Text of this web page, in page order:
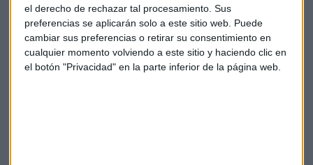
el derecho de rechazar tal procesamiento. Sus
preferencias se aplicarán solo a este sitio web. Puede
cambiar sus preferencias o retirar su consentimiento en
cualquier momento volviendo a este sitio y haciendo clic en
el botón "Privacidad" en la parte inferior de la página web.
Suscríbete a nuestros boletines